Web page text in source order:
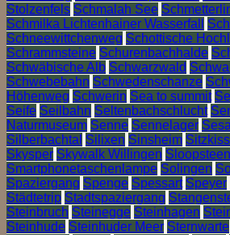
Stolzenfels Schmalah See
Schmilka Lichtenhainer Wasserfall
Schneewittchenweg Schottische
Schrammsteine Schurenbachhalde
Schwäbische Alb Schwarzwald
Schwebebahn Schwedenschanze
Höhenweg Schwerin Sea to summit
Seife Seilbahn Seltenbachschlucht
Naturmuseum Senne Sennelager
Silberbachtal Silixen Sinsheim
Skysper Skywalk Willingen
Smartphonetaschenlampe Solingen
Spaziergang Spenge Spessart Speyer
Städtetrip Stadtspaziergang
Steinbruch Steinegge Steinhagen
Steinhude Steinhuder Meer Sternwarte